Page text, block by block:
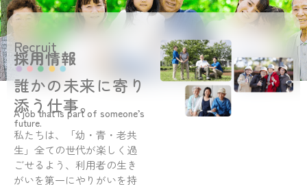
Recruit
採用情報
誰かの未来に寄り
添う仕事。
A job that is part of someone’s
future.
私たちは、「幼・青・老共
生」全ての世代が楽しく過
ごせるよう、利用者の生き
がいを第一にやりがいを持